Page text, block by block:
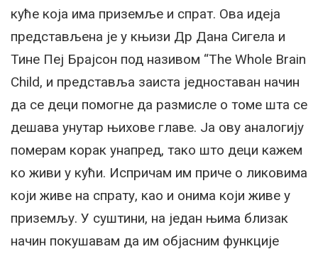
куће која има приземље и спрат. Ова идеја
представљена је у књизи Др Дана Сигела и
Тине Пеј Брајсон под називом ‘‘The Whole Brain
Child, и представља заиста једноставан начин
да се деци помогне да размисле о томе шта се
дешава унутар њихове главе. Ја ову аналогију
померам корак унапред, тако што деци кажем
ко живи у кући. Испричам им приче о ликовима
који живе на спрату, као и онима који живе у
приземљу. У суштини, на један њима близак
начин покушавам да им објасним функције